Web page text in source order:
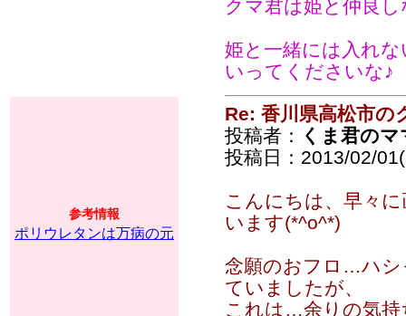
参考情報
ポリウレタンは万病の元
クマ君は姫と仲良
姫と一緒には入れ
いってくださいな♪
Re: 香川県高松市の
投稿者：
くま君のマ
投稿日：2013/02/
こんにちは、早々
います(*^o^*)
念願のおフロ…ハシ
ていましたが、
これは…余りの気持